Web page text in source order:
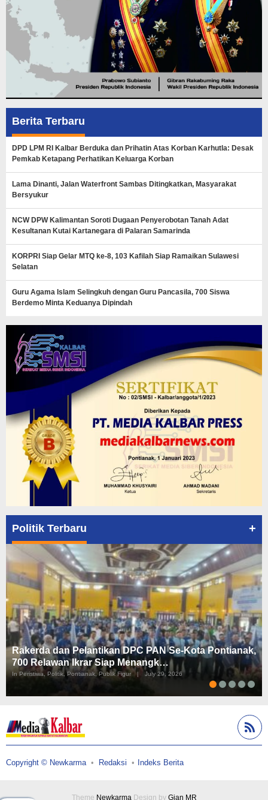
Berita Terbaru
DPD LPM RI Kalbar Berduka dan Prihatin Atas Korban Karhutla: Desak
Pemkab Ketapang Perhatikan Keluarga Korban
Lama Dinanti, Jalan Waterfront Sambas Ditingkatkan, Masyarakat
Bersyukur
NCW DPW Kalimantan Soroti Dugaan Penyerobotan Tanah Adat
Kesultanan Kutai Kartanegara di Palaran Samarinda
KORPRI Siap Gelar MTQ ke-8, 103 Kafilah Siap Ramaikan Sulawesi
Selatan
Guru Agama Islam Selingkuh dengan Guru Pancasila, 700 Siswa
Berdemo Minta Keduanya Dipindah
Politik Terbaru +
Rakerda dan Pelantikan DPC PAN Se-Kota Pontianak,
700 Relawan Ikrar Siap Menangk…
In Peristiwa, Politik, Pontianak, Publik Figur | July 29, 2026
Copyright © Newkarma Redaksi Indeks Berita
Theme Newkarma Design by Gian MR